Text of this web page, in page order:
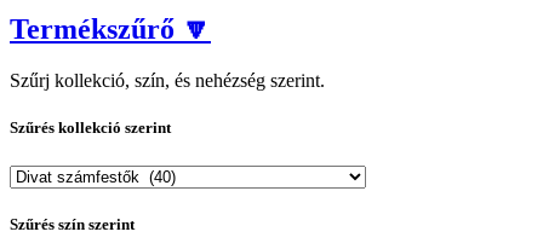
Termékszűrő 🔽
Szűrj kollekció, szín, és nehézség szerint.
Szűrés kollekció szerint
Szűrés szín szerint